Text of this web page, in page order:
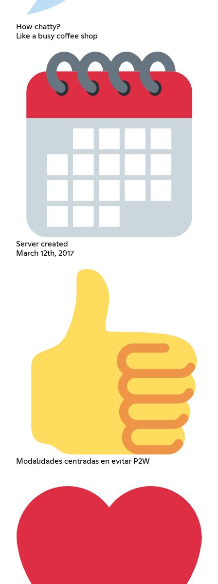
How chatty?
Like a busy coffee shop
Server created
March 12th, 2017
Modalidades centradas en evitar P2W